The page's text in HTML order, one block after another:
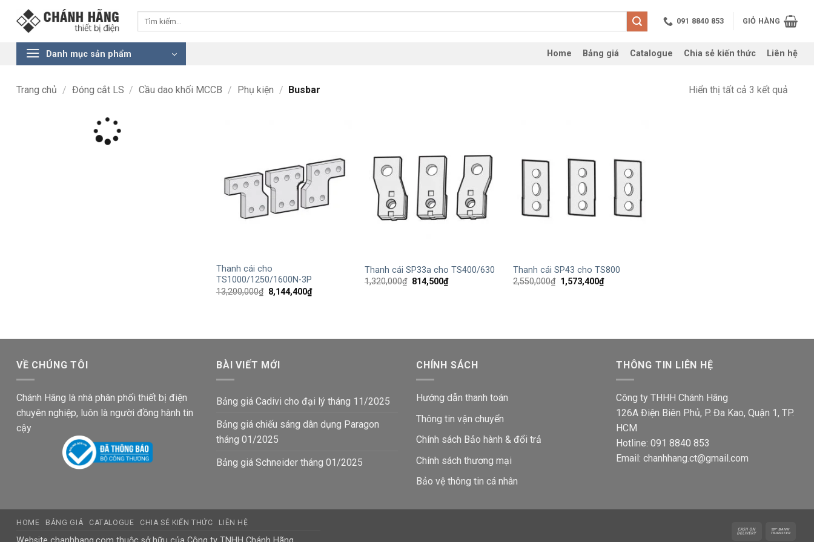
091 8840 853 GIỎ HÀNG
Danh mục sản phẩm Home Bảng giá Catalogue Chia sẻ kiến thức Liên hệ
Trang chủ / Đóng cắt LS / Cầu dao khối MCCB / Phụ kiện / Busbar Hiển thị tất cả 3 kết quả
Thanh cái cho
TS1000/1250/1600N-3P
13,200,000₫ Giá
gốc
8,144,400₫Giá
hiện
Thanh cái SP33a cho TS400/630
1,320,000₫ Giá
814,500₫Giá
hiện
Thanh cái SP43 cho TS800
2,550,000₫ Giá
gốc
1,573,400₫Giá
hiện
VỀ CHÚNG TÔI
Chánh Hãng là nhà phân phối thiết bị điện
chuyên nghiệp, luôn là người đồng hành tin
cậy
BÀI VIẾT MỚI
Bảng giá Cadivi cho đại lý tháng 11/2025
Bảng giá chiếu sáng dân dụng Paragon
tháng 01/2025
Bảng giá Schneider tháng 01/2025
CHÍNH SÁCH
Hướng dẫn thanh toán
Thông tin vận chuyển
Chính sách Bảo hành & đổi trả
Chính sách thương mại
Bảo vệ thông tin cá nhân
THÔNG TIN LIÊN HỆ
Công ty THHH Chánh Hãng
126A Điện Biên Phủ, P. Đa Kao, Quận 1, TP.
HCM
Hotline: 091 8840 853
Email: chanhhang.ct@gmail.com
Cash
HOME BẢNG GIÁ CATALOGUE CHIA SẺ KIẾN THỨC LIÊN HỆ